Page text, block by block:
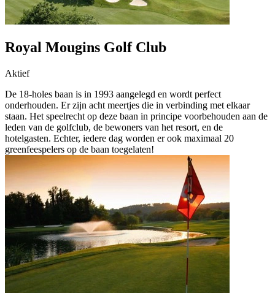
Royal Mougins Golf Club
Aktief
De 18-holes baan is in 1993 aangelegd en wordt perfect
onderhouden. Er zijn acht meertjes die in verbinding met elkaar
staan. Het speelrecht op deze baan in principe voorbehouden aan de
leden van de golfclub, de bewoners van het resort, en de
hotelgasten. Echter, iedere dag worden er ook maximaal 20
greenfeespelers op de baan toegelaten!